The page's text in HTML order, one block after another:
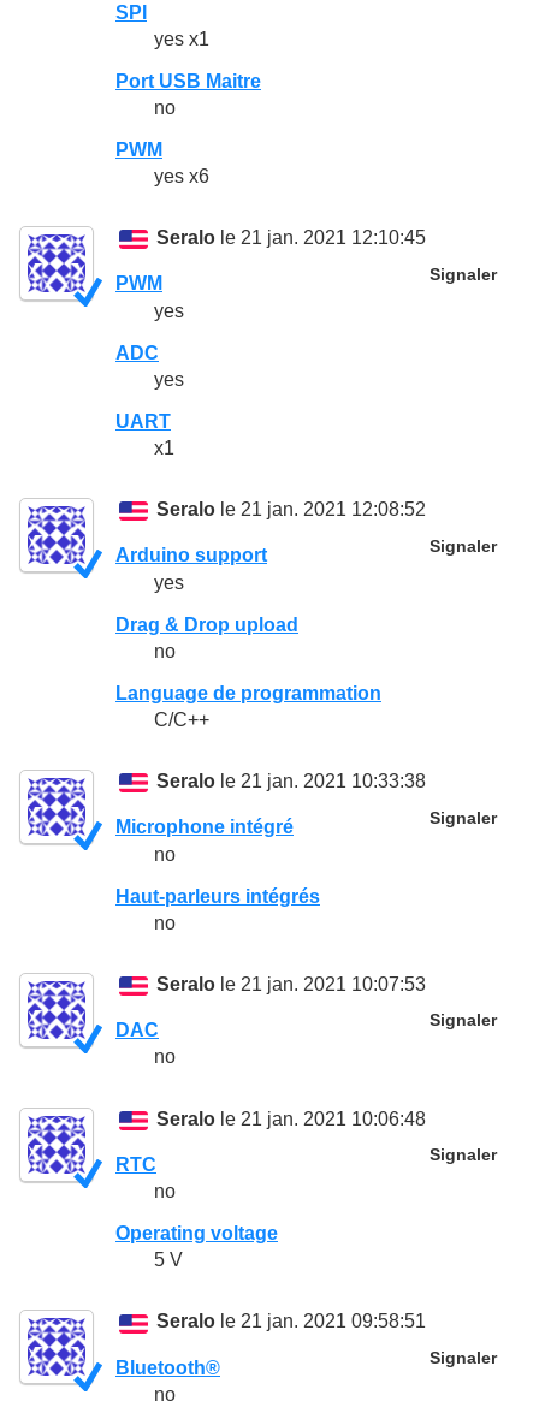
SPI
yes x1
Port USB Maitre
no
PWM
yes x6
Seralo le 21 jan. 2021 12:10:45
Signaler
PWM
yes
ADC
yes
UART
x1
Seralo le 21 jan. 2021 12:08:52
Signaler
Arduino support
yes
Drag & Drop upload
no
Language de programmation
C/C++
Seralo le 21 jan. 2021 10:33:38
Signaler
Microphone intégré
no
Haut-parleurs intégrés
no
Seralo le 21 jan. 2021 10:07:53
Signaler
DAC
no
Seralo le 21 jan. 2021 10:06:48
Signaler
RTC
no
Operating voltage
5 V
Seralo le 21 jan. 2021 09:58:51
Signaler
Bluetooth®
no